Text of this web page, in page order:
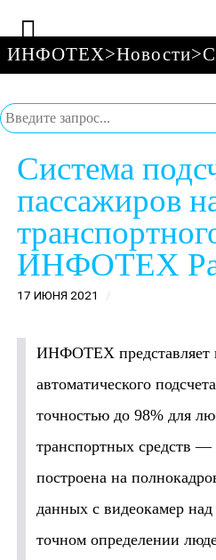
ИНФОТЕХ>Новости>
Поиск
Система
пассажиров
ИНФОТЕХ
17 ИЮНЯ 2021
ИНФОТЕХ представляет
автоматического
точностью до 98% для
транспортных средств —
построена на
данных с видеокамер
точном определении